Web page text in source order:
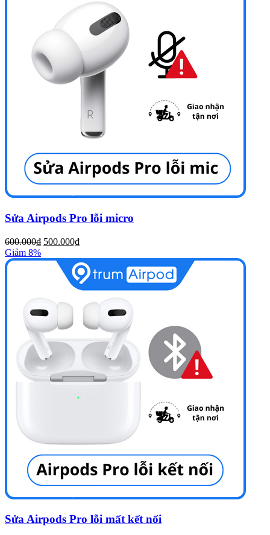
Sửa Airpods Pro lỗi micro
600.000₫ 500.000₫
Giảm 8%
Sửa Airpods Pro lỗi mất kết nối